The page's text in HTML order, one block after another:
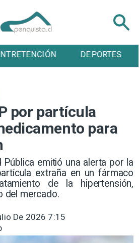
DEPORTES CULTURA
por partícula
para
Pública emitió una alerta por la
extraña en un fármaco
de la hipertensión,
del mercado.
De 2026 7:15